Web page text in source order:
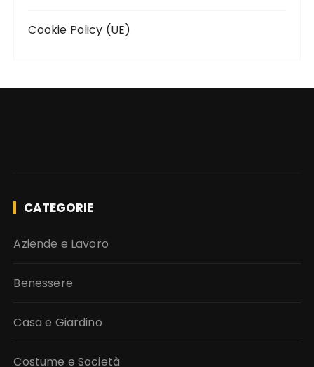
Cookie Policy (UE)
CATEGORIE
Aziende e Lavoro
Benessere
Casa e Giardino
Costume e Società